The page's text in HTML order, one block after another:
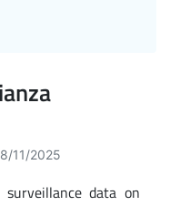
11/2025
surveillance data on